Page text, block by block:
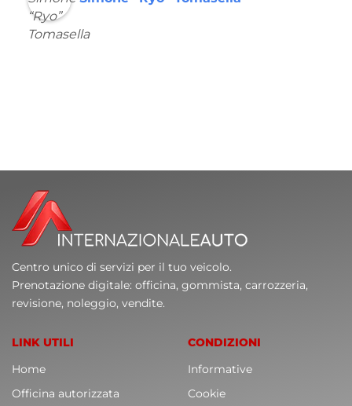
Centro unico di servizi per il tuo veicolo.
Prenotazione digitale: officina, gommista, carrozzeria,
revisione, noleggio, vendite.
LINK UTILI
Home
Officina autorizzata
CONDIZIONI
Informative
Cookie